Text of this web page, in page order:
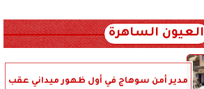
العيون الساهرة
مدير أمن سوهاج في أول ظهور ميداني عقب